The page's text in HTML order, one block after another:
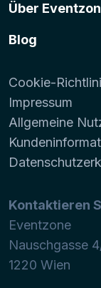
Über
Blog
Cookie-
Impressum
Allgemeine
Kontaktieren
Eventzone
Nauschgasse
1220 Wien